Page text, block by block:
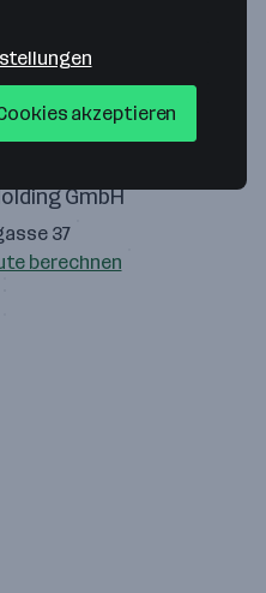
GmbH
37
berechnen
akzeptieren